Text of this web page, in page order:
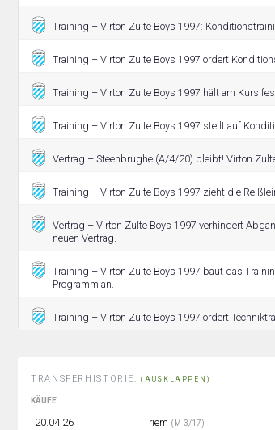
Training – Virton Zulte Boys 1997:
Training – Virton Zulte Boys 1997 ordert
Training – Virton Zulte Boys 1997 hält am Kurs
Training – Virton Zulte Boys 1997 stellt auf
Vertrag – Steenbrughe (A/4/20) bleibt! Virton
Training – Virton Zulte Boys 1997 zieht die
Vertrag – Virton Zulte Boys 1997 verhindert
neuen Vertrag.
Training – Virton Zulte Boys 1997 baut das
Programm an.
Training – Virton Zulte Boys 1997 ordert
TRANSFERHISTORIE:(AUSKLAPPEN)
KÄUFE
20.04.26 Triem (M 3/17)